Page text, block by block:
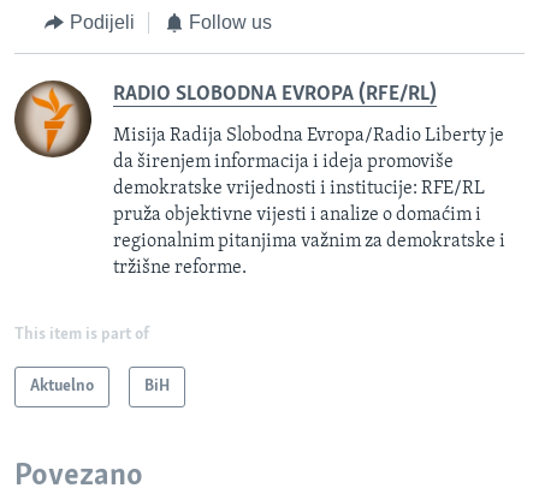
Podijeli Follow us
RADIO SLOBODNA EVROPA (RFE/RL)
Misija Radija Slobodna Evropa/Radio Liberty je
da širenjem informacija i ideja promoviše
demokratske vrijednosti i institucije: RFE/RL
pruža objektivne vijesti i analize o domaćim i
regionalnim pitanjima važnim za demokratske i
tržišne reforme.
This item is part of
Aktuelno BiH
Povezano